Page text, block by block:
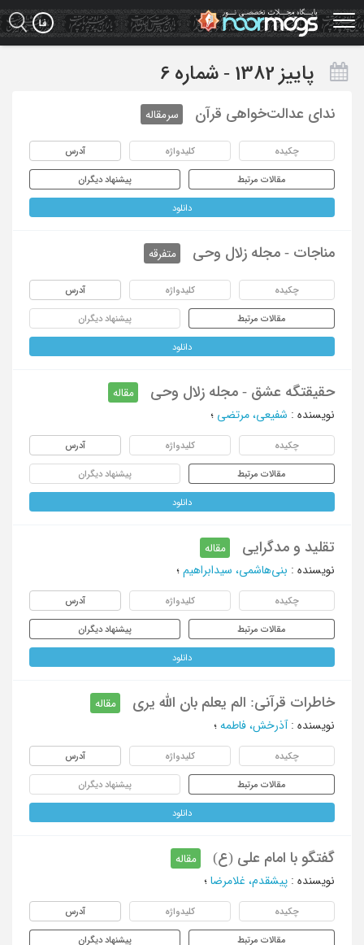
Skip
to
main
پاییز 1382 - شماره 6
ندای عدالت‌خواهی قرآن سرمقاله
چکیده کلیدواژه آدرس
مقالات مرتبط پیشنهاد دیگران
دانلود
مناجات - مجله زلال وحی متفرقه
چکیده کلیدواژه آدرس
مقالات مرتبط پیشنهاد دیگران
دانلود
حقیقتگه عشق - مجله زلال وحی
مقاله
نویسنده : شفیعی، مرتضی ؛
چکیده کلیدواژه آدرس
مقالات مرتبط پیشنهاد دیگران
دانلود
تقلید و مدگرایی
مقاله
نویسنده : بنی‌هاشمی، سیدابراهیم ؛
چکیده کلیدواژه آدرس
مقالات مرتبط پیشنهاد دیگران
دانلود
خاطرات قرآنی: الم یعلم بان الله یری
مقاله
نویسنده : آذرخش، فاطمه ؛
چکیده کلیدواژه آدرس
مقالات مرتبط پیشنهاد دیگران
دانلود
گفتگو با امام علی (ع)
مقاله
نویسنده : پیشقدم، غلامرضا ؛
چکیده کلیدواژه آدرس
مقالات مرتبط پیشنهاد دیگران